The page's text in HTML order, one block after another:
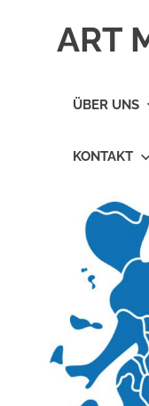
ART
ÜBER UNS
KONTAKT